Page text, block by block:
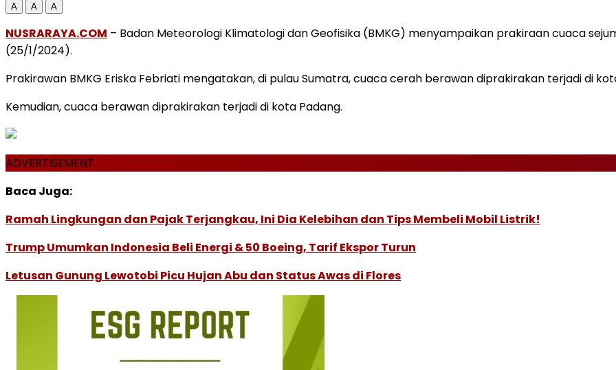
A A A
NUSRARAYA.COM – Badan Meteorologi Klimatologi dan Geofisika (BMKG) menyampaikan prakiraan cuaca
(25/1/2024).
Prakirawan BMKG Eriska Febriati mengatakan, di pulau Sumatra, cuaca cerah berawan diprakirakan terjadi di
Kemudian, cuaca berawan diprakirakan terjadi di kota Padang.
ADVERTISEMENT
Baca Juga:
Ramah Lingkungan dan Pajak Terjangkau, Ini Dia Kelebihan dan Tips Membeli Mobil Listrik!
Trump Umumkan Indonesia Beli Energi & 50 Boeing, Tarif Ekspor Turun
Letusan Gunung Lewotobi Picu Hujan Abu dan Status Awas di Flores